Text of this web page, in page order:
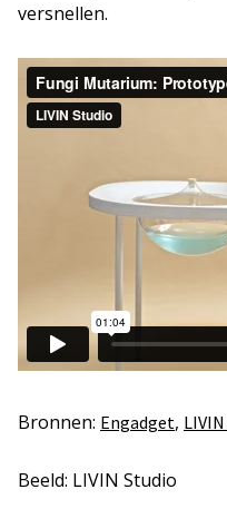
versnellen.
Bronnen: Engadget,
Beeld: LIVIN Studio